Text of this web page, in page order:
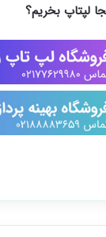
لپتاپ بخریم؟